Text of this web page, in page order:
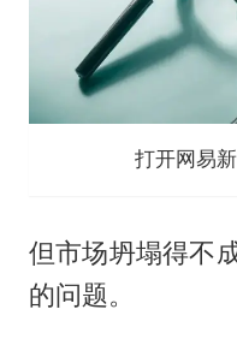
打开网易
但市场坍塌得不
的问题。